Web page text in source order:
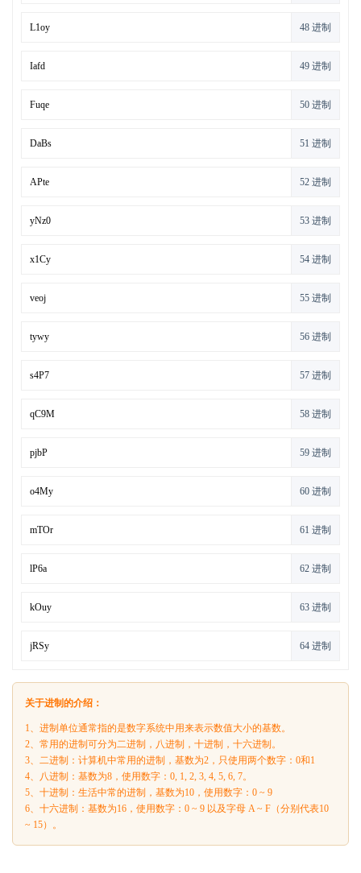
48 进制
49 进制
50 进制
51 进制
52 进制
53 进制
54 进制
55 进制
56 进制
57 进制
58 进制
59 进制
60 进制
61 进制
62 进制
63 进制
64 进制
关于进制的介绍：
1、进制单位通常指的是数字系统中用来表示数值大小的基数。
2、常用的进制可分为二进制，八进制，十进制，十六进制。
3、二进制：计算机中常用的进制，基数为2，只使用两个数字：0和1
4、八进制：基数为8，使用数字：0, 1, 2, 3, 4, 5, 6, 7。
5、十进制：生活中常的进制，基数为10，使用数字：0 ~ 9
6、十六进制：基数为16，使用数字：0 ~ 9 以及字母 A ~ F（分别代表10
~ 15）。